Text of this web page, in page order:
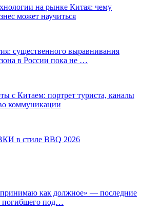
на рынке Китая: чему
может научиться
существенного выравнивания
в России пока не …
с Китаем: портрет туриста, каналы
коммуникации
в стиле BBQ 2026
как должное» — последние
погибшего под…